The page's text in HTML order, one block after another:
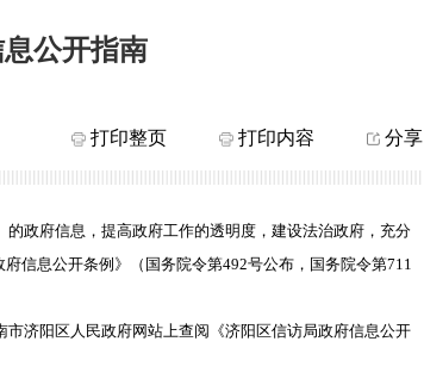
公开指南
打印整页 打印内容 分享
的政府信息，提高政府工作的透明度，建设法治政府，充分
信息公开条例》（国务院令第492号公布，国务院令第711
济阳区人民政府网站上查阅《济阳区信访局政府信息公开